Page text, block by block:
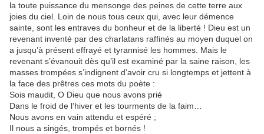
la toute puissance du mensonge des peines de cette terre aux
joies du ciel. Loin de nous tous ceux qui, avec leur démence
sainte, sont les entraves du bonheur et de la liberté ! Dieu est un
revenant inventé par des charlatans raffinés au moyen duquel on
a jusqu’à présent effrayé et tyrannisé les hommes. Mais le
revenant s’évanouit dès qu’il est examiné par la saine raison, les
masses trompées s’indignent d’avoir cru si longtemps et jettent à
la face des prêtres ces mots du poète :
Sois maudit, O Dieu que nous avons prié
Dans le froid de l’hiver et les tourments de la faim…
Nous avons en vain attendu et espéré ;
Il nous a singés, trompés et bornés !